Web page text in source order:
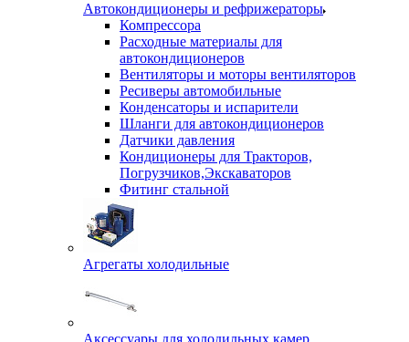
Автокондиционеры и рефрижераторы
Компрессора
Расходные материалы для
автокондиционеров
Вентиляторы и моторы вентиляторов
Ресиверы автомобильные
Конденсаторы и испарители
Шланги для автокондиционеров
Датчики давления
Кондиционеры для Тракторов,
Погрузчиков,Экскаваторов
Фитинг стальной
Агрегаты холодильные
Аксессуары для холодильных камер